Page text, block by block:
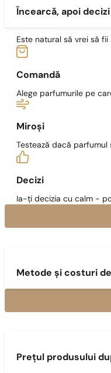
Încearcă, apoi decizi
Este natural să vrei să
Comandă
Alege parfumurile pe
Miroși
Testează dacă
Decizi
Ia-ți decizia cu calm -
Metode și costuri
Prețul produsului